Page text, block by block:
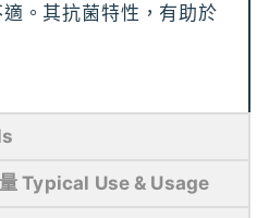
。其抗菌特性，有助於
Typical Use & Usage